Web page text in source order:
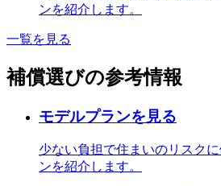
ンを紹介します。
一覧を見る
補償選びの参考情報
モデルプランを見る
少ない負担で住まいのリスク
ンを紹介します。